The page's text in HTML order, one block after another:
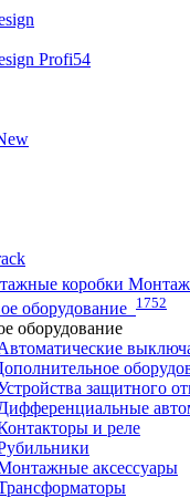
Profi54
оборудование 1752
оборудование
защитного
и реле
аксессуары